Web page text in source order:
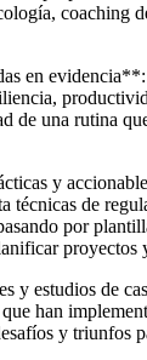
coaching
en
de una rutina
y
técnicas de
por
proyectos
y estudios de
han
y triunfos